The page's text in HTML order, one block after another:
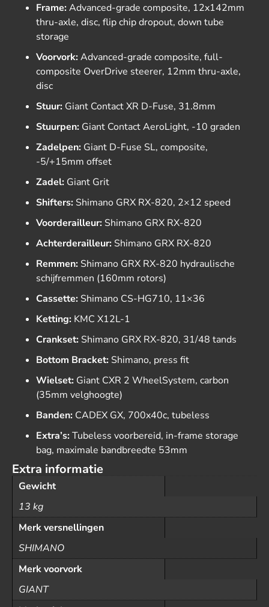
Frame: Advanced-grade composite, 12x142mm
thru-axle, disc, flip chip dropout, down tube
storage
Voorvork: Advanced-grade composite, full-
composite OverDrive steerer, 12mm thru-axle,
disc
Stuur: Giant Contact XR D-Fuse, 31.8mm
Stuurpen: Giant Contact AeroLight, -10 graden
Zadelpen: Giant D-Fuse SL, composite,
-5/+15mm offset
Zadel: Giant Grit
Shifters: Shimano GRX RX-820, 2×12 speed
Voorderailleur: Shimano GRX RX-820
Achterderailleur: Shimano GRX RX-820
Remmen: Shimano GRX RX-820 hydraulische
schijfremmen (160mm rotors)
Cassette: Shimano CS-HG710, 11×36
Ketting: KMC X12L-1
Crankset: Shimano GRX RX-820, 31/48 tands
Bottom Bracket: Shimano, press fit
Wielset: Giant CXR 2 WheelSystem, carbon
(35mm velghoogte)
Banden: CADEX GX, 700x40c, tubeless
Extra’s: Tubeless voorbereid, in-frame storage
bag, maximale bandbreedte 53mm
Extra informatie
Gewicht
13 kg
Merk versnellingen
SHIMANO
Merk voorvork
GIANT